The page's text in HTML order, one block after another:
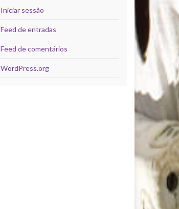
Iniciar sessão
Feed de entradas
Feed de comentários
WordPress.org